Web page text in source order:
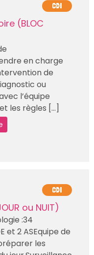
CDI
(BLOC
en charge
de
ou
l’équipe
les règles [...]
CDI
ou NUIT)
:34
et 2 ASEquipe de
les